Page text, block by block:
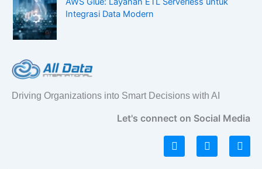
Integrasi Data Modern
Driving Organizations into Smart Decisions with AI
Let's connect on Social Media
L
i
n
I
n
s
F
a
c